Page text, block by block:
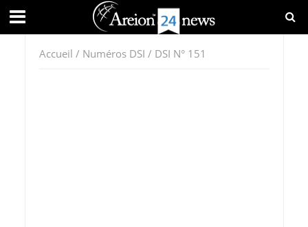
Accueil / Numéros DSI / DSI N° 151